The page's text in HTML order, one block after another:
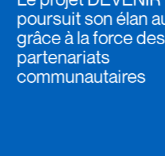
poursuit son élan
grâce à la force des
partenariats
communautaires